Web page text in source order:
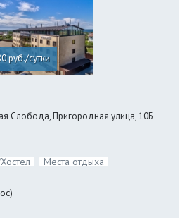
руб./сутки
Слобода, Пригородная улица, 10Б
Места отдыха